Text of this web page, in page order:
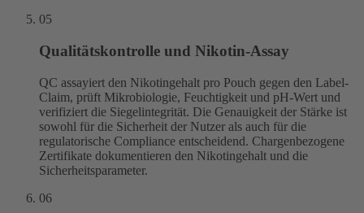
05
Qualitätskontrolle und Nikotin-Assay
QC assayiert den Nikotingehalt pro Pouch gegen den Label-
Claim, prüft Mikrobiologie, Feuchtigkeit und pH-Wert und
verifiziert die Siegelintegrität. Die Genauigkeit der Stärke ist
sowohl für die Sicherheit der Nutzer als auch für die
regulatorische Compliance entscheidend. Chargenbezogene
Zertifikate dokumentieren den Nikotingehalt und die
Sicherheitsparameter.
06